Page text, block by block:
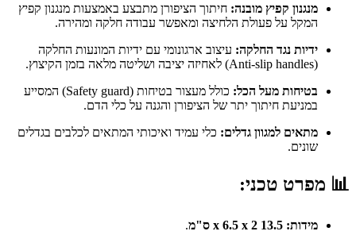
מנגנון קפיץ מובנה: חיתוך הציפורן מתבצע באמצעות מנגנון קפיץ
המקל על פעולת הלחיצה ומאפשר עבודה חלקה ומהירה.
ידיות נגד החלקה: עיצוב ארגונומי עם ידיות המונעות החלקה
(Anti-slip handles) לאחיזה יציבה ושליטה מלאה בזמן הקיצוץ.
בטיחות מעל הכל:
כולל מעצור בטיחות (Safety guard) המסייע
במניעת חיתוך יתר של הציפורן והגנה על כלי הדם.
מתאים למגוון גדלים: כלי עמיד ואיכותי המתאים לכלבים בגדלים
שונים.
📊 מפרט טכני:
מידות: 13.5 x 6.5 x 2 ס"מ
.